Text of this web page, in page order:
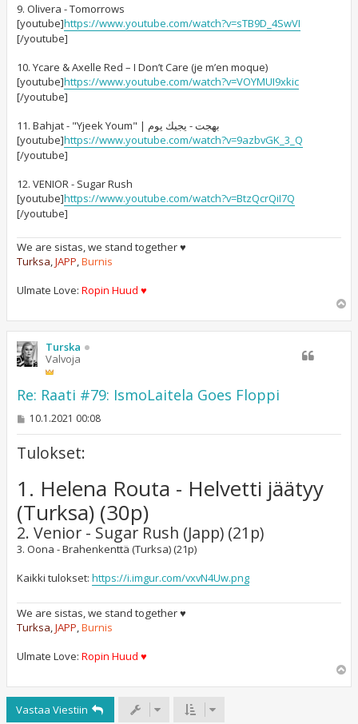
9. Olivera - Tomorrows
[youtube]https://www.youtube.com/watch?v=sTB9D_4SwVI
[/youtube]
10. Ycare & Axelle Red – I Don’t Care (je m’en moque)
[youtube]https://www.youtube.com/watch?v=VOYMUI9xkic
[/youtube]
11. Bahjat - "Yjeek Youm" | بهجت - يجيك يوم
[youtube]https://www.youtube.com/watch?v=9azbvGK_3_Q
[/youtube]
12. VENIOR - Sugar Rush
[youtube]https://www.youtube.com/watch?v=BtzQcrQiI7Q
[/youtube]
We are sistas, we stand together ♥
Turksa,JAPP,Burnis
Ulmate Love: Ropin Huud ♥
ö
Turska
Valvoja
Re: Raati #79: IsmoLaitela Goes Floppi
V
s
t
10.1.2021 00:08
Tulokset:
1. Helena Routa - Helvetti jäätyy
(Turksa) (30p)
2. Venior - Sugar Rush (Japp) (21p)
3. Oona - Brahenkenttä (Turksa) (21p)
Kaikki tulokset: https://i.imgur.com/vxvN4Uw.png
We are sistas, we stand together ♥
Turksa,JAPP,Burnis
Ulmate Love: Ropin Huud ♥
Vastaa Viestiin